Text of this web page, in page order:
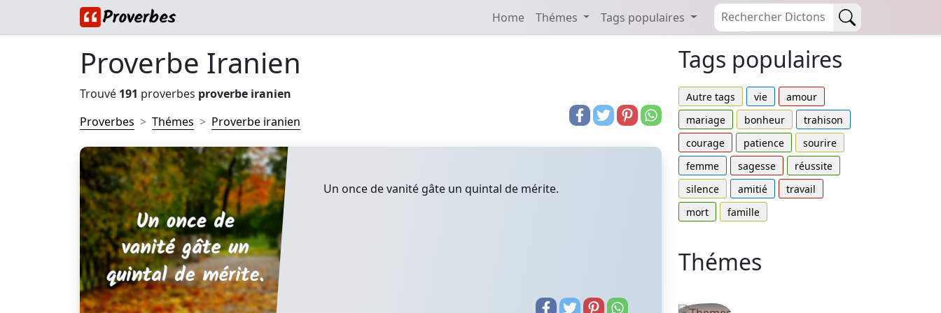
Home Thémes Tags populaires
Proverbe Iranien
Trouvé 191 proverbes proverbe iranien
Proverbes
Thémes Proverbe iranien
Un once de vanité gâte un quintal de mérite.
Tags populaires
Autre tags vie
amour
mariage
bonheur
trahison
courage
patience
sourire
femme
sagesse
réussite
silence
amitié
travail
mort
famille
Thémes